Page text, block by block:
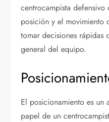
centrocampista
posición y el movimiento
tomar decisiones
general del equipo.
El posicionamiento es un
papel de un